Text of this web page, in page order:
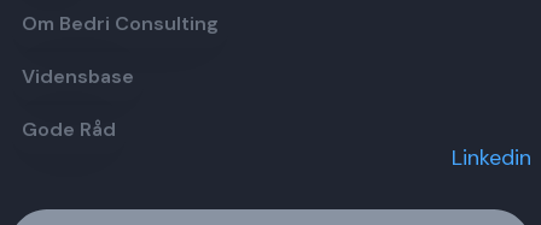
Om Bedri Consulting
Vidensbase
Gode Råd
Linkedin